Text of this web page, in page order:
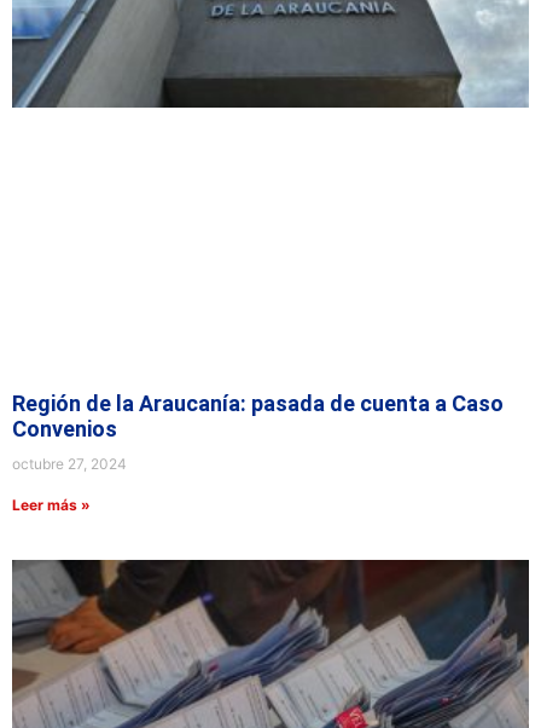
Región de la Araucanía: pasada de cuenta a Caso
Convenios
octubre 27, 2024
Leer más »